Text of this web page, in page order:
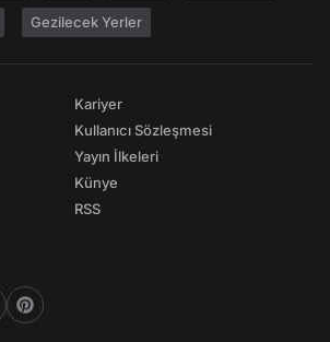
Gezilecek Yerler
Kariyer
Kullanıcı Sözleşmesi
Yayın İlkeleri
Künye
RSS